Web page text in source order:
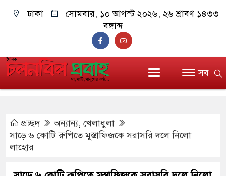
ঢাকা
সোমবার, ১০ আগস্ট ২০২৬, ২৬ শ্রাবণ ১৪৩৩
বঙ্গাব্দ
সব
প্রচ্ছদ অন্যান্য, খেলাধুলা
সাড়ে ৬ কোটি রুপিতে মুস্তাফিজকে সরাসরি দলে নিলো
লাহোর